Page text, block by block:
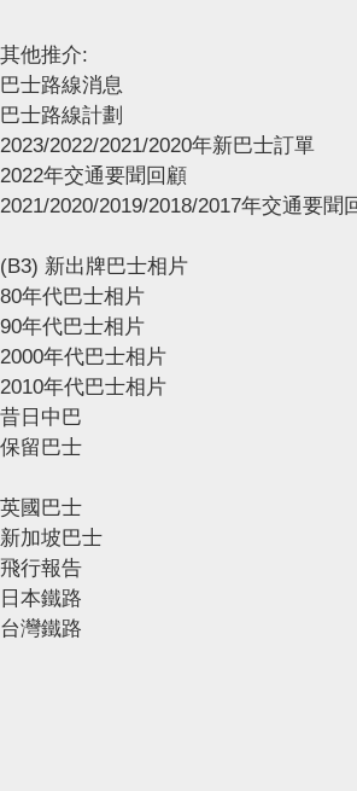
其他推介:
巴士路線消息
巴士路線計劃
2023/2022/2021/2020年新巴士訂單
2022年交通要聞回顧
2021/2020/2019/2018/2017年交通要聞
(B3) 新出牌巴士相片
80年代巴士相片
90年代巴士相片
2000年代巴士相片
2010年代巴士相片
昔日中巴
保留巴士
英國巴士
新加坡巴士
飛行報告
日本鐵路
台灣鐵路